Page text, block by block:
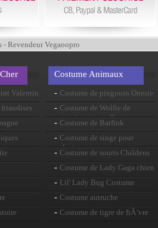
Revendeur Vegaoopro
Valentin
Costume Animaux
- Costume de pingouin Onesie
- Costume de Wolfie de
mauvaises nouvelles
- Costume de Batfink
- Costume de singe pour
enfants
- Costume de souris Childens
- Costume de Lady Gaga chien
- Lil' Lady Bug Costume
- Costume autruche
- Costume de tigre de fiÃ¨vre